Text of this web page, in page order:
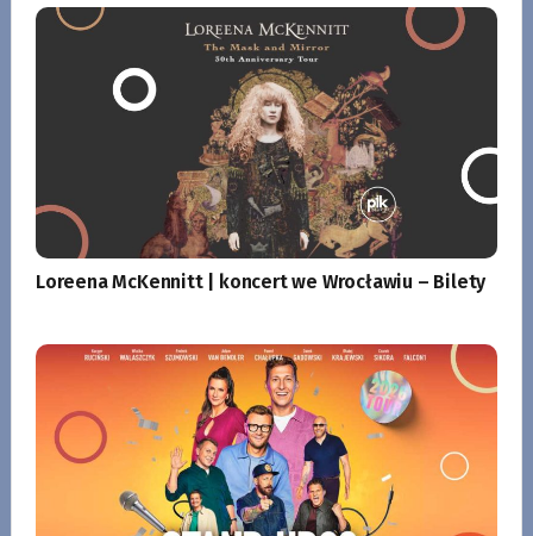
Loreena McKennitt | koncert we Wrocławiu – Bilety